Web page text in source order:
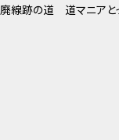
廃線跡の道 道マニアと